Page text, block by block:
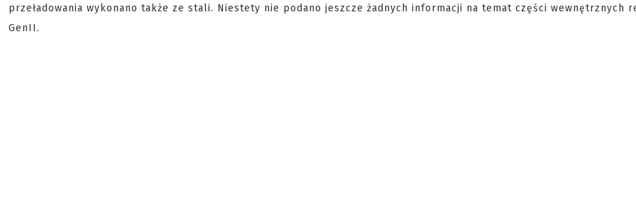
przeładowania wykonano także ze stali. Niestety nie podano jeszcze żadnych informacji na temat części wewnętrznych
GenII.